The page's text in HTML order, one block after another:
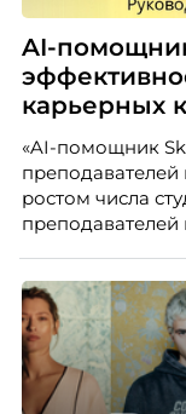
AI-
карьерных
«AI-помощник
преподавателей
ростом числа
преподавателей
повысить
процессы,
появился AI-
Skillbox.